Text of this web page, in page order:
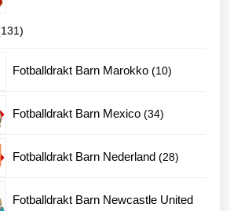
131131
produkter
Fotballdrakt Barn Marokko 1010
Fotballdrakt Barn Mexico 3434
Fotballdrakt Barn Nederland 2828
Fotballdrakt Barn Newcastle United